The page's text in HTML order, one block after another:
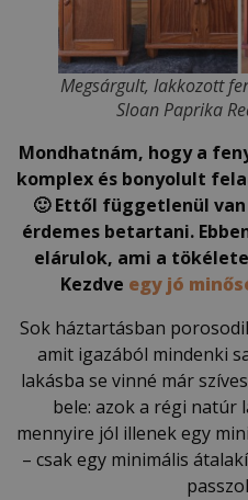
Megsárgult, lakkozott
Sloan Paprika
Mondhatnám, hogy a
komplex és bonyolult
🙂 Ettől függetlenül
érdemes betartani.
elárulok, ami a
Kezdve egy jó
Sok háztartásban
amit igazából mindenki
lakásba se vinné már
bele: azok a régi
mennyire jól illenek egy
– csak egy minimális